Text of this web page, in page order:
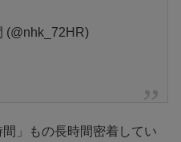
(@nhk_72HR)
間」もの長時間密着 してい